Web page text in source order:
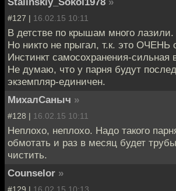
#127 | 16.02.15 10:11
В детстве по крышам много лазили.
Но никто не прыгал, т.к. это ОЧЕНЬ
Инстинкт самосохранения-сильная
Не думаю, что у парня будут
экземпляр-единичен.
МихалСаныч »
#128 | 16.02.15 10:11
Неплохо, неплохо. Надо такого
обмотать и раз в месяц будет
чистить.
Counselor »